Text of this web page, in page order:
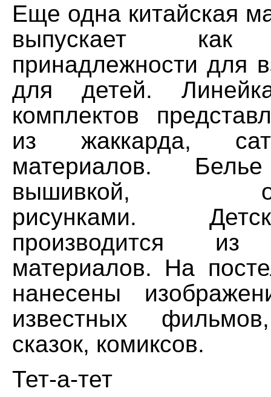
Еще одна китайская
выпускает как
принадлежности для
для детей.
комплектов
из жаккарда,
материалов.
вышивкой,
рисунками.
производится из
материалов. На
нанесены
известных
сказок, комиксов.
Тет-а-тет